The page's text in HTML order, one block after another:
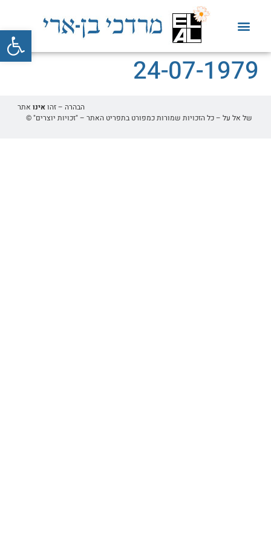
פתח
24-07-1979
הבהרה – זהואינו אתר
של אל על – כל הזכויות שמורות כמפורט בתפריט האתר – "זכויות יוצרים" ©